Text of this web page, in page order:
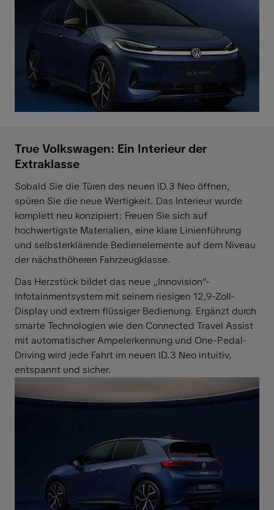
True Volkswagen: Ein Interieur der
Extraklasse
Sobald Sie die Türen des neuen ID.3 Neo öffnen,
spüren Sie die neue Wertigkeit. Das Interieur wurde
komplett neu konzipiert: Freuen Sie sich auf
hochwertigste Materialien, eine klare Linienführung
und selbsterklärende Bedienelemente auf dem Niveau
der nächsthöheren Fahrzeugklasse.
Das Herzstück bildet das neue „Innovision“-
Infotainmentsystem mit seinem riesigen 12,9-Zoll-
Display und extrem flüssiger Bedienung. Ergänzt durch
smarte Technologien wie den Connected Travel Assist
mit automatischer Ampelerkennung und One-Pedal-
Driving wird jede Fahrt im neuen ID.3 Neo intuitiv,
entspannt und sicher.